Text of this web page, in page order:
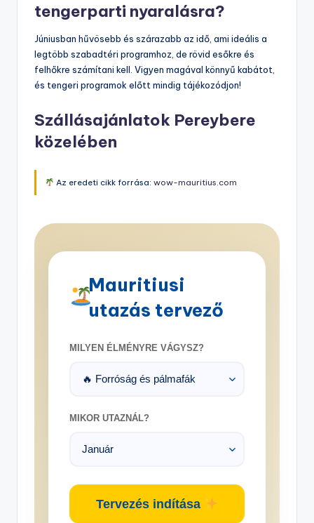
tengerparti nyaralásra?
Júniusban hűvösebb és szárazabb az idő, ami ideális a
legtöbb szabadtéri programhoz, de rövid esőkre és
felhőkre számítani kell. Vigyen magával könnyű kabátot,
és tengeri programok előtt mindig tájékozódjon!
Szállásajánlatok Pereybere
közelében
Az eredeti cikk forrása:wow-mauritius.com
Mauritiusi
utazás tervező
MILYEN ÉLMÉNYRE VÁGYSZ?
MIKOR UTAZNÁL?
Tervezés indítása